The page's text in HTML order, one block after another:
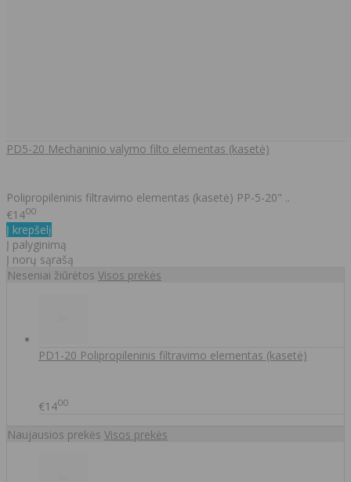
PD5-20 Mechaninio valymo filto elementas (kasetė)
Polipropileninis filtravimo elementas (kasetė) PP-5-20" ..
€1400
Į krepšelį
Į palyginimą
Į norų sąrašą
Neseniai žiūrėtos Visos prekės
PD1-20 Polipropileninis filtravimo elementas (kasetė)
€1400
Naujausios prekės Visos prekės